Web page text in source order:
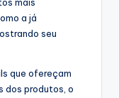
a já
seu
que ofereçam
dos produtos, o